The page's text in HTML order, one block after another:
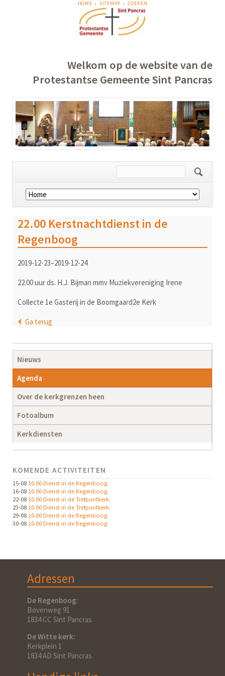
NAVIGATIE
OVERSLAAN
HOME SITEMAP ZOEKEN
Welkom op de website van de
Protestantse Gemeente Sint Pancras
Navigatie
overslaan
22.00 Kerstnachtdienst in de
Regenboog
2019-12-23–2019-12-24
22.00 uur ds. H.J. Bijman mmv Muziekvereniging Irene
Collecte 1e Gasterij in de Boomgaard2e Kerk
Ga terug
Navigatie
overslaan
Nieuws
Agenda
Over de kerkgrenzen heen
Fotoalbum
Kerkdiensten
KOMENDE ACTIVITEITEN
15-08 10.00 Dienst in de Regenboog
16-08 10.00 Dienst in de Regenboog
22-08 10.00 Dienst in de Trefpuntkerk
23-08 10.00 Dienst in de Trefpuntkerk
29-08 10.00 Dienst in de Regenboog
30-08 10.00 Dienst in de Regenboog
Adressen
De Regenboog:
Bovenweg 91
1834 CC Sint Pancras
De Witte kerk:
Kerkplein 1
1834 AD Sint Pancras